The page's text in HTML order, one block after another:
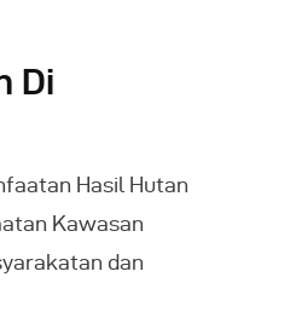
Di
Hasil Hutan
Kawasan
dan